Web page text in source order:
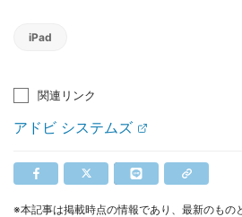
iPad
関連リンク
アドビ システムズ
※本記事は掲載時点の情報であり、最新のもの